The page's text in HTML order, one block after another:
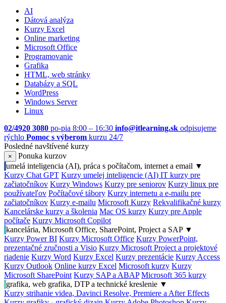
AI
Dátová analýza
Kurzy Excel
Online marketing
Microsoft Office
Programovanie
Grafika
HTML, web stránky
Databázy a SQL
WordPress
Windows Server
Linux
02/4920 3080 po-pia 8:00 – 16:30 info@itlearning.sk odpisujeme
rýchlo Pomoc s výberom kurzu 24/7
Posledné navštívené kurzy
×
Ponuka kurzov
umelá inteligencia (AI), práca s počítačom, internet a email ▼
Kurzy Chat GPT Kurzy umelej inteligencie (AI) IT kurzy pre
začiatočníkov Kurzy Windows Kurzy pre seniorov Kurzy linux pre
používateľov Počítačové tábory Kurzy internetu a e-mailu pre
začiatočníkov Kurzy e-mailu Microsoft Kurzy Rekvalifikačné kurzy
Kancelárske kurzy a školenia Mac OS kurzy Kurzy pre Apple
počítače Kurzy Microsoft Copilot
kancelária, Microsoft Office, SharePoint, Project a SAP ▼
Kurzy Power BI Kurzy Microsoft Office Kurzy PowerPoint,
prezentačné zručnosti a Visio Kurzy Microsoft Project a projektové
riadenie Kurzy Word Kurzy Excel Kurzy prezentácie Kurzy Access
Kurzy Outlook Online kurzy Excel Microsoft kurzy Kurzy
Microsoft SharePoint Kurzy SAP a ABAP Microsoft 365 kurzy
grafika, web grafika, DTP a technické kreslenie ▼
Kurzy strihanie videa, Davinci Resolve, Premiere a After Effects